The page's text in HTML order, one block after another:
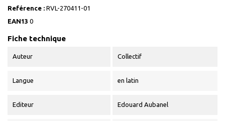
Reférence : RVL-270411-01
EAN13 0
Fiche technique
Auteur Collectif
Langue en latin
Editeur Edouard Aubanel